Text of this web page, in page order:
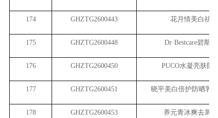
174 GHZTG2600443 花月情美白祛
175 GHZTG2600448 Dr·Bestcare碧斯
176 GHZTG2600450 PUCO水凝亮肤防
177 GHZTG2600451 晓平美白倍护防晒乳
178 GHZTG2600453 养元青冰爽去屑